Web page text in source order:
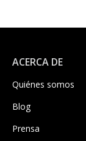
ACERCA DE
Quiénes somos
Blog
Prensa